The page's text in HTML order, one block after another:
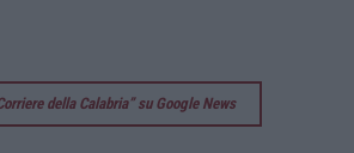
della Calabria” su Google News